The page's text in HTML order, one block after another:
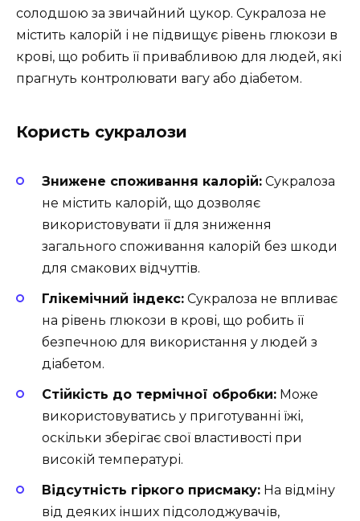
солодшою за звичайний цукор. Сукралоза не
містить калорій і не підвищує рівень глюкози в
крові, що робить її привабливою для людей, які
прагнуть контролювати вагу або діабетом.
Користь сукралози
Знижене споживання калорій: Сукралоза
не містить калорій, що дозволяє
використовувати її для зниження
загального споживання калорій без шкоди
для смакових відчуттів.
Глікемічний індекс: Сукралоза не впливає
на рівень глюкози в крові, що робить її
безпечною для використання у людей з
діабетом.
Стійкість до термічної обробки: Може
використовуватись у приготуванні їжі,
оскільки зберігає свої властивості при
високій температурі.
Відсутність гіркого присмаку: На відміну
від деяких інших підсолоджувачів,